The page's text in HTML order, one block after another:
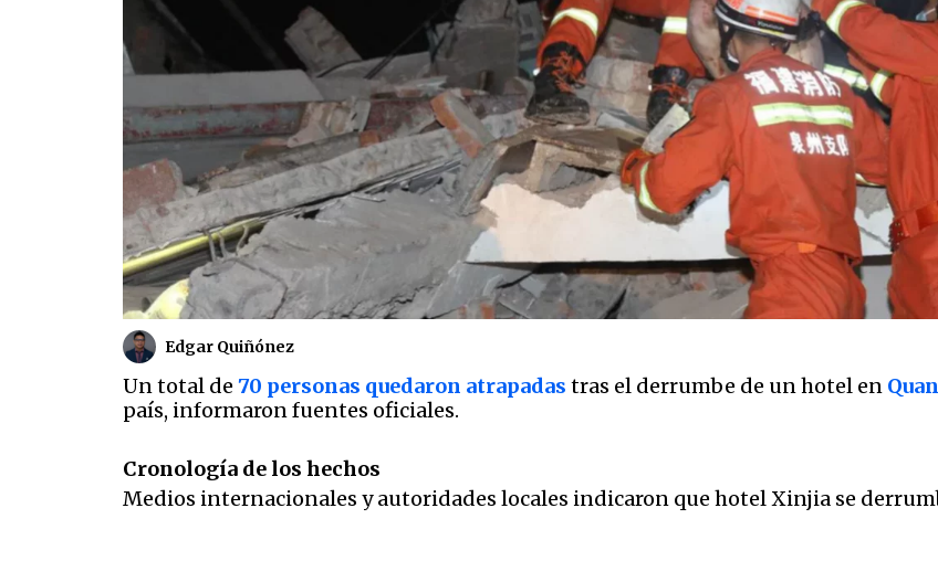
Edgar Quiñónez
Un total de 70 personas quedaron atrapadas tras el derrumbe de un hotel en
país, informaron fuentes oficiales.
Cronología de los hechos
Medios internacionales y autoridades locales indicaron que hotel Xinjia se